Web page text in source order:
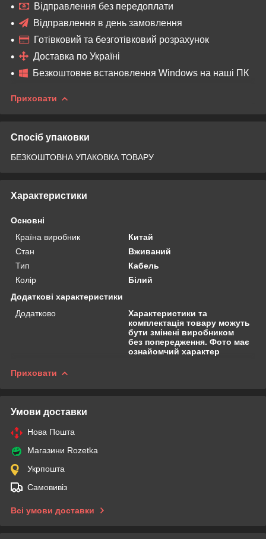
Відправлення без передоплати
Відправлення в день замовлення
Готівковий та безготівковий розрахунок
Доставка по Україні
Безкоштовне встановлення Windows на наші ПК
Приховати
Спосіб упаковки
БЕЗКОШТОВНА УПАКОВКА ТОВАРУ
Характеристики
Основні
Країна виробник
Китай
Стан
Вживаний
Тип
Кабель
Колір
Білий
Додаткові характеристики
Додатково
Характеристики та
комплектація товару можуть
бути змінені виробником
без попередження. Фото має
ознайомчий характер
Приховати
Умови доставки
Нова Пошта
Магазини Rozetka
Укрпошта
Самовивіз
Всі умови доставки